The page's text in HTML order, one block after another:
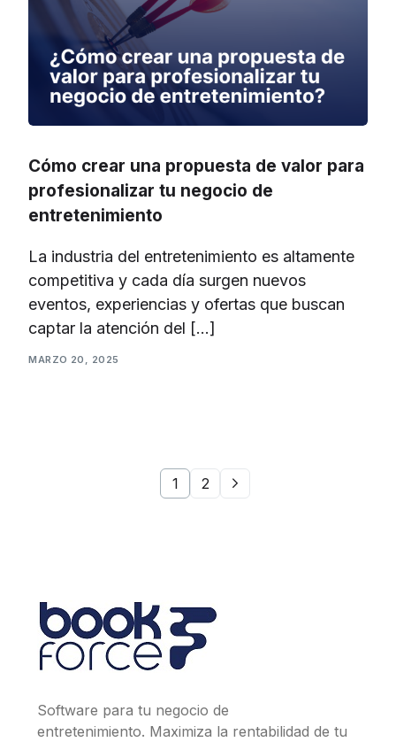
Cómo crear una propuesta de valor para
profesionalizar tu negocio de
entretenimiento
La industria del entretenimiento es altamente
competitiva y cada día surgen nuevos
eventos, experiencias y ofertas que buscan
captar la atención del […]
MARZO 20, 2025
1 2
Software para tu negocio de
entretenimiento. Maximiza la rentabilidad de tu